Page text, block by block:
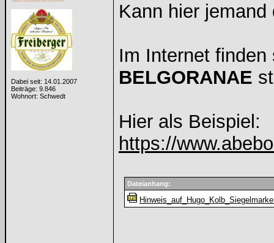
Dabei seit: 14.01.2007
Beiträge: 9.846
Wohnort: Schwedt
Kann hier
Im Internet
BELGORANAE
Hier als Beispiel:
https://
Dateianhang: